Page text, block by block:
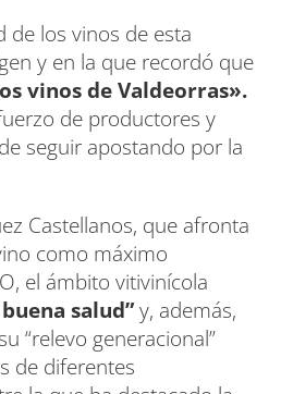
de los vinos de esta
y en la que recordó que
vinos de Valdeorras».
de productores y
seguir apostando por la
Castellanos, que afronta
como máximo
el ámbito vitivinícola
salud”y, además,
“relevo generacional”
de diferentes